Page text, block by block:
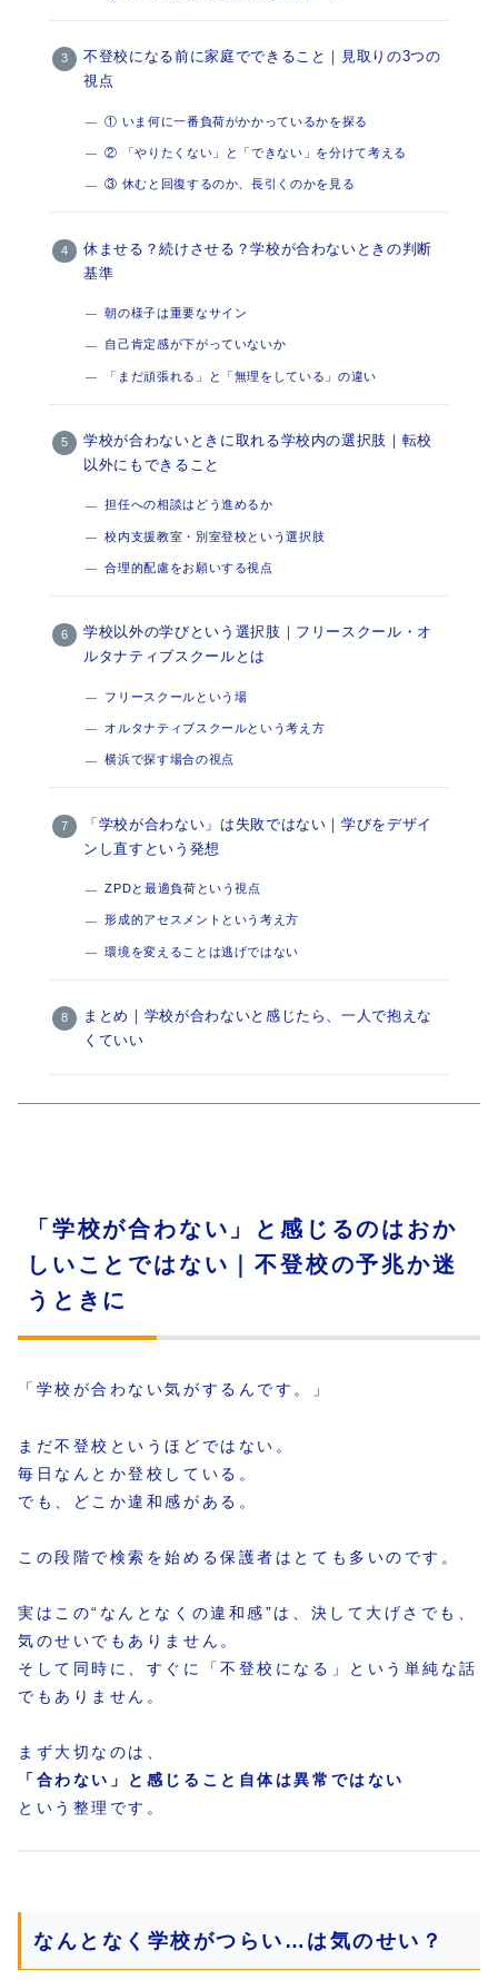
不登校になる前に家庭でできること｜見取りの3つの
視点
① いま何に一番負荷がかかっているかを探る
② 「やりたくない」と「できない」を分けて考える
③ 休むと回復するのか、長引くのかを見る
休ませる？続けさせる？学校が合わないときの判断
基準
朝の様子は重要なサイン
自己肯定感が下がっていないか
「まだ頑張れる」と「無理をしている」の違い
学校が合わないときに取れる学校内の選択肢｜転校
以外にもできること
担任への相談はどう進めるか
校内支援教室・別室登校という選択肢
合理的配慮をお願いする視点
学校以外の学びという選択肢｜フリースクール・オ
ルタナティブスクールとは
フリースクールという場
オルタナティブスクールという考え方
横浜で探す場合の視点
「学校が合わない」は失敗ではない｜学びをデザイ
ンし直すという発想
ZPDと最適負荷という視点
形成的アセスメントという考え方
環境を変えることは逃げではない
まとめ｜学校が合わないと感じたら、一人で抱えな
くていい
「学校が合わない」と感じるのはおか
しいことではない｜不登校の予兆か迷
うときに
「学校が合わない気がするんです。」
まだ不登校というほどではない。
毎日なんとか登校している。
でも、どこか違和感がある。
この段階で検索を始める保護者はとても多いのです。
実はこの“なんとなくの違和感”は、決して大げさでも、
気のせいでもありません。
そして同時に、すぐに「不登校になる」という単純な話
でもありません。
まず大切なのは、
「合わない」と感じること自体は異常ではない
という整理です。
なんとなく学校がつらい…は気のせい？